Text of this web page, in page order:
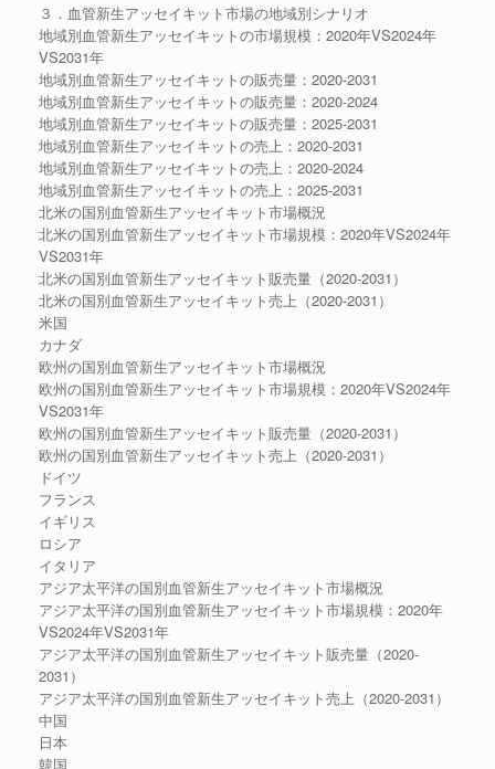
３．血管新生アッセイキット市場の地域別シナリオ
地域別血管新生アッセイキットの市場規模：2020年VS2024年
VS2031年
地域別血管新生アッセイキットの販売量：2020-2031
地域別血管新生アッセイキットの販売量：2020-2024
地域別血管新生アッセイキットの販売量：2025-2031
地域別血管新生アッセイキットの売上：2020-2031
地域別血管新生アッセイキットの売上：2020-2024
地域別血管新生アッセイキットの売上：2025-2031
北米の国別血管新生アッセイキット市場概況
北米の国別血管新生アッセイキット市場規模：2020年VS2024年
VS2031年
北米の国別血管新生アッセイキット販売量（2020-2031）
北米の国別血管新生アッセイキット売上（2020-2031）
米国
カナダ
欧州の国別血管新生アッセイキット市場概況
欧州の国別血管新生アッセイキット市場規模：2020年VS2024年
VS2031年
欧州の国別血管新生アッセイキット販売量（2020-2031）
欧州の国別血管新生アッセイキット売上（2020-2031）
ドイツ
フランス
イギリス
ロシア
イタリア
アジア太平洋の国別血管新生アッセイキット市場概況
アジア太平洋の国別血管新生アッセイキット市場規模：2020年
VS2024年VS2031年
アジア太平洋の国別血管新生アッセイキット販売量（2020-
2031）
アジア太平洋の国別血管新生アッセイキット売上（2020-2031）
中国
日本
韓国